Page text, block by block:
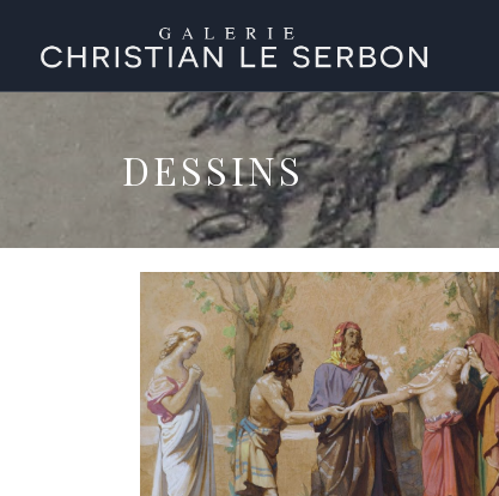
DESSINS